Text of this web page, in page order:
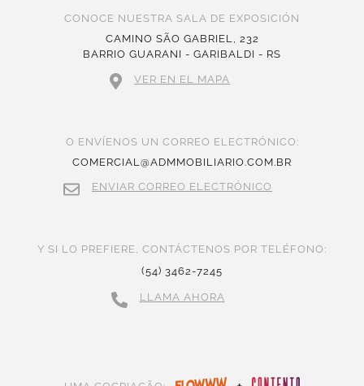
CONOCE NUESTRA SALA DE EXPOSICIÓN
CAMINO SÃO GABRIEL, 232
BARRIO GUARANI - GARIBALDI - RS
VER EN EL MAPA
O ENVÍENOS UN CORREO ELECTRÓNICO:
COMERCIAL@ADMMOBILIARIO.COM.BR
ENVIAR CORREO ELECTRÓNICO
Y SI LO PREFIERE, CONTÁCTENOS POR TELÉFONO:
(54) 3462-7245
LLAMA AHORA